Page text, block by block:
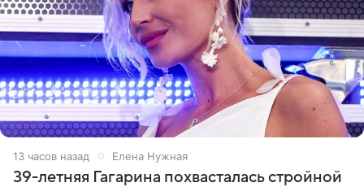
13 часов назад Елена Нужная
39-летняя Гагарина похвасталась стройной